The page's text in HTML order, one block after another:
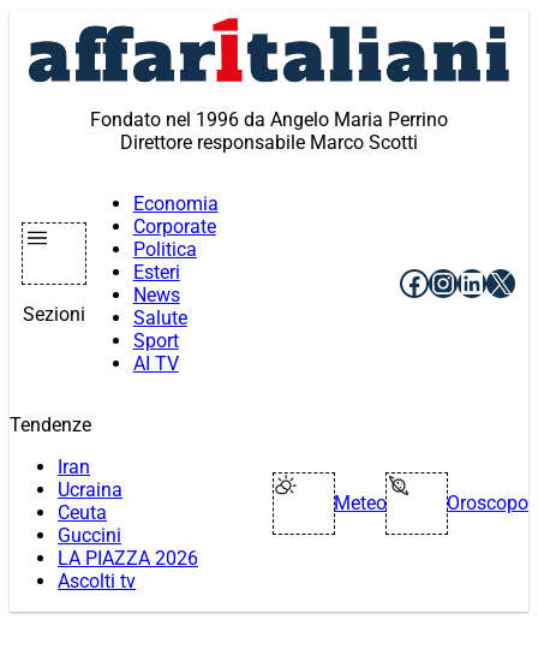
contenuto
Fondato nel 1996 da Angelo Maria Perrino
Direttore responsabile Marco Scotti
Sezioni
Economia
Corporate
Politica
Esteri
News
Salute
Sport
AI TV
Facebook
X
Tendenze
Iran
Ucraina
Ceuta
Guccini
LA PIAZZA 2026
Ascolti tv
Meteo Oroscopo